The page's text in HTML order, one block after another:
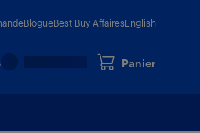
BlogueBest Buy AffairesEnglish
Panier